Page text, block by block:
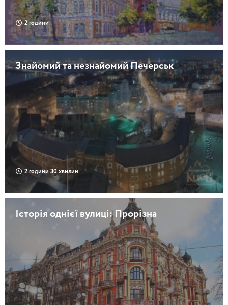
2 години
Знайомий та незнайомий Печерськ
2 години 30 хвилин
Історія однієї вулиці: Прорізна